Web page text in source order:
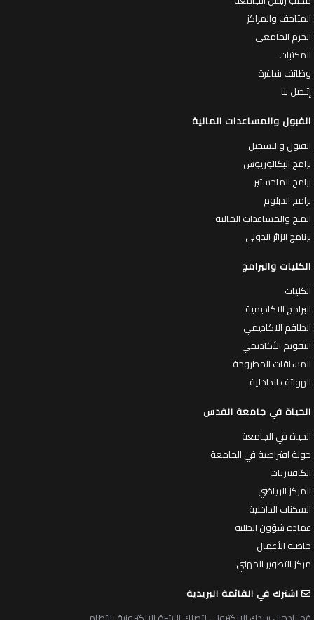
المتاحف والمراكز
الحرم الجامعي
المكتبات
وظائف شاغرة
إتـصل بنا
القبول والمساعدات المالية
القبول والتسجيل
برامج البكالوريوس
برامج الماجستير
برامج الدبلوم
المنح والمساعدات المالية
برنامج الزائر الدولي
الكليات والبرامج
الكليات
البرامج الاكاديمية
الطاقم الاكاديمي
التقويم الأكاديمي
المساقات المطروحة
الهواتف الداخلية
الحياة في جامعة القدس
الحياة في الجامعة
جولة افتراضية في الجامعة
الكافتيريات
المركز الرياضي
السكنات الداخلية
عمادة شؤون الطلبة
حاضنة الأعمال
مركز التطوير المهني
اشترك في القائمة البريدية